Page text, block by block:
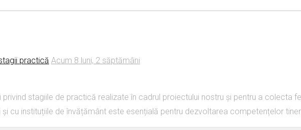
practică Acum 8 luni, 2 săptămâni
stagiile de practică realizate în cadrul proiectului nostru și pentru a colecta
cu instituțiile de învățământ este esențială pentru dezvoltarea competențelor tiner…